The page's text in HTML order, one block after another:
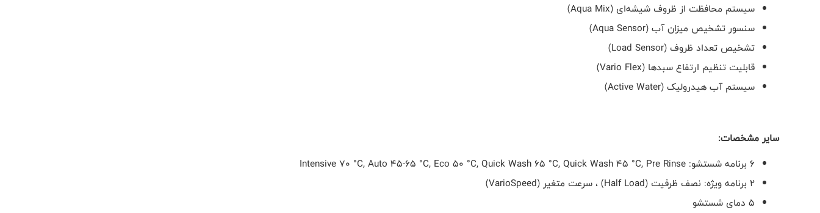
سیستم محافظت از ظروف شیشه‌ای (Aqua Mix
)
سنسور تشخیص میزان آب (Aqua Sensor
)
تشخیص تعداد ظروف (Load Sensor
)
قابلیت تنظیم ارتفاع سبدها (Vario Flex
)
سیستم آب هیدرولیک (Active Water
)
سایر مشخصات:
6 برنامه شستشو:
Intensive 70 °C, Auto 45-65 °C, Eco 50 °C, Quick Wash 65 °C, Quick Wash 45 °C, Pre Rinse
2 برنامه ویژه: نصف ظرفیت
(Half Load) ، سرعت متغیر(VarioSpeed)
5 دمای شستشو